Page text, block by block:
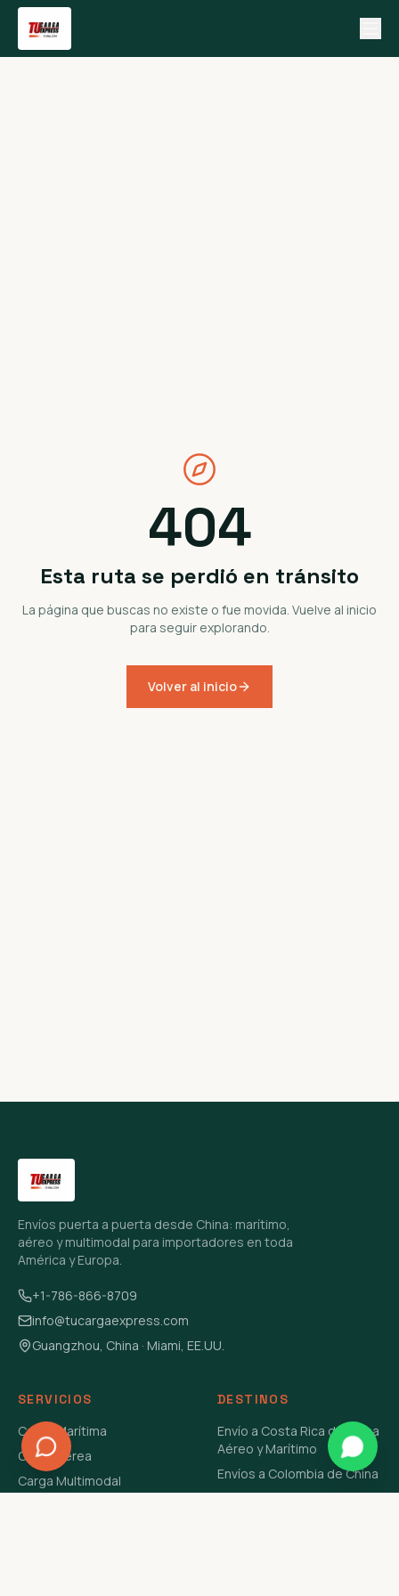
404
Esta ruta se perdió en tránsito
La página que buscas no existe o fue movida. Vuelve al inicio
para seguir explorando.
Volver al inicio
Envíos puerta a puerta desde China: marítimo,
aéreo y multimodal para importadores en toda
América y Europa.
+1-786-866-8709
info@tucargaexpress.com
Guangzhou, China · Miami, EE.UU.
SERVICIOS
Carga Marítima
Carga Aérea
Carga Multimodal
DESTINOS
Envío a Costa Rica de China
Aéreo y Marítimo
Envíos a Colombia de China